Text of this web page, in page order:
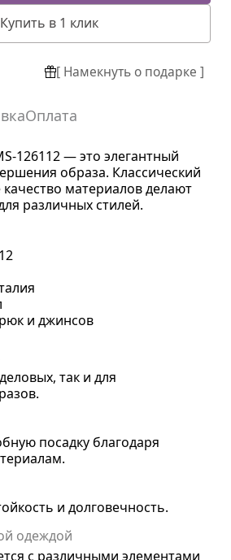
Купить в 1 клик
[ Намекнуть о подарке ]
Оплата
126112 — это элегантный
образа. Классический
материалов делают
различных стилей.
и джинсов
так и для
посадку благодаря
и долговечность.
одеждой
с различными элементами